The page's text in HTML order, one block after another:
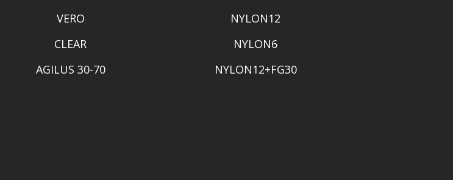
NYLON12
VERO
NYLON6
CLEAR
NYLON12+FG30
AGILUS 30-70